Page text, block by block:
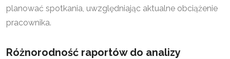
planować spotkania, uwzględniając aktualne obciążenie
pracownika.
Różnorodność raportów do analizy